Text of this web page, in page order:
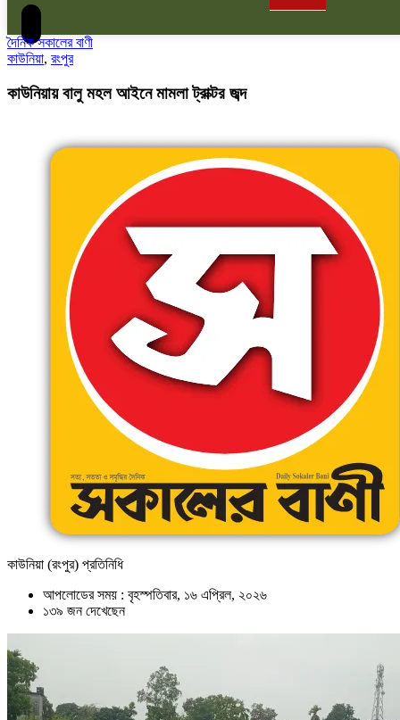
দৈনিক সকালের বাণী
কাউনিয়া, রংপুর
কাউনিয়ায় বালু মহল আইনে মামলা ট্রাক্টর জব্দ
কাউনিয়া (রংপুর) প্রতিনিধি
আপলোডের সময় : বৃহস্পতিবার, ১৬ এপ্রিল, ২০২৬
১৩৯ জন দেখেছেন